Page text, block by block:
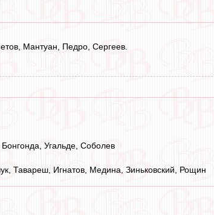
Мантуан, Педро, Сергеев.
Угальде, Соболев
Тавареш, Игнатов, Медина, Зиньковский, Рощин